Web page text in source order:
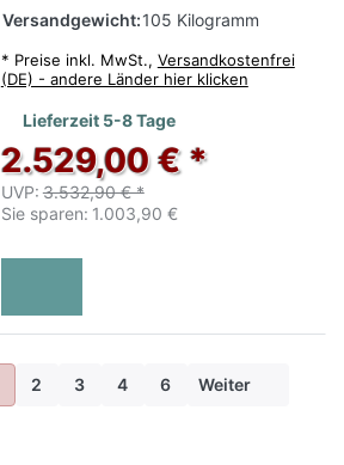
Versandgewicht:105 Kilogramm
* Preise inkl. MwSt., Versandkostenfrei
(DE) - andere Länder hier klicken
Lieferzeit 5-8 Tage
2.529,00 € *
UVP: 3.532,90 € *
Sie sparen: 1.003,90 €
2 3 4 6 Weiter